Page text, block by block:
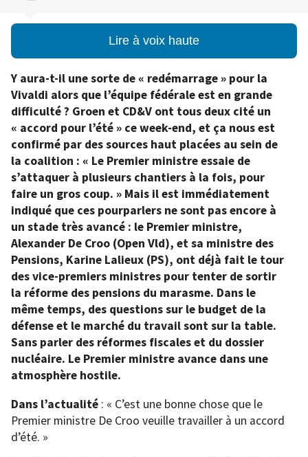
Lire à voix haute
Y aura-t-il une sorte de « redémarrage » pour la
Vivaldi alors que l’équipe fédérale est en grande
difficulté ? Groen et CD&V ont tous deux cité un
« accord pour l’été » ce week-end, et ça nous est
confirmé par des sources haut placées au sein de
la coalition : « Le Premier ministre essaie de
s’attaquer à plusieurs chantiers à la fois, pour
faire un gros coup. » Mais il est immédiatement
indiqué que ces pourparlers ne sont pas encore à
un stade très avancé : le Premier ministre,
Alexander De Croo (Open Vld), et sa ministre des
Pensions, Karine Lalieux (PS), ont déjà fait le tour
des vice-premiers ministres pour tenter de sortir
la réforme des pensions du marasme. Dans le
même temps, des questions sur le budget de la
défense et le marché du travail sont sur la table.
Sans parler des réformes fiscales et du dossier
nucléaire. Le Premier ministre avance dans une
atmosphère hostile.
Dans l’actualité : « C’est une bonne chose que le
Premier ministre De Croo veuille travailler à un accord
d’été. »